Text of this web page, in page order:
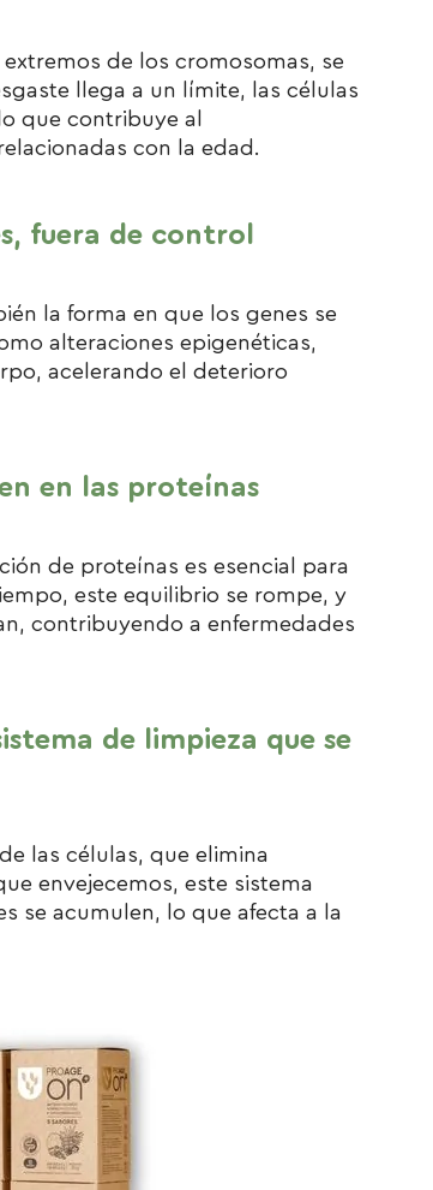
de los cromosomas, se
llega a un límite, las células
que contribuye al
con la edad.
fuera de control
la forma en que los genes se
alteraciones epigenéticas,
acelerando el deterioro
en las proteínas
de proteínas es esencial para
este equilibrio se rompe, y
contribuyendo a enfermedades
de limpieza que se
las células, que elimina
envejecemos, este sistema
se acumulen, lo que afecta a la